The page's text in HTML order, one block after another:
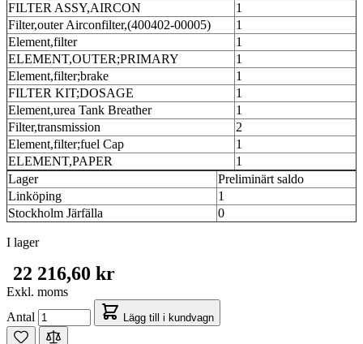
FILTER ASSY,AIRCON
1
Filter,outer Airconfilter,(400402-00005)
1
Element,filter
1
ELEMENT,OUTER;PRIMARY
1
Element,filter;brake
1
FILTER KIT;DOSAGE
1
Element,urea Tank Breather
1
Filter,transmission
2
Element,filter;fuel Cap
1
ELEMENT,PAPER
1
Lager
Preliminärt saldo
Linköping
1
Stockholm Järfälla
0
I lager
22 216,60 kr
Exkl. moms
Antal
Lägg till i kundvagn